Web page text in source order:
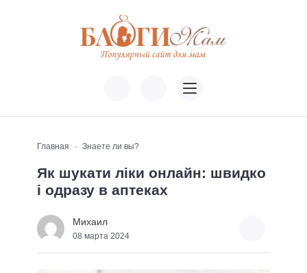
Главная Знаете ли вы?
Як шукати ліки онлайн: швидко
і одразу в аптеках
Михаил
08 марта 2024